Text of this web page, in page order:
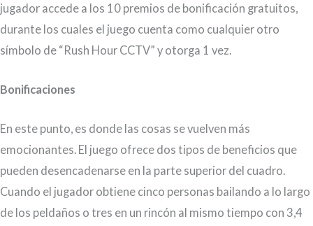
jugador accede a los 10 premios de bonificación gratuitos,
durante los cuales el juego cuenta como cualquier otro
símbolo de “Rush Hour CCTV” y otorga 1 vez.
Bonificaciones
En este punto, es donde las cosas se vuelven más
emocionantes. El juego ofrece dos tipos de beneficios que
pueden desencadenarse en la parte superior del cuadro.
Cuando el jugador obtiene cinco personas bailando a lo largo
de los peldaños o tres en un rincón al mismo tiempo con 3,4